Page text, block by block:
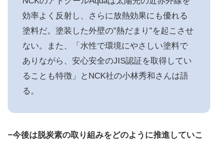
効率よく反射し、さらに放熱効果にも優れる
塗料だ。塗装した外壁の”熱だまり”を起こさせ
ない。また、「水性で環境にやさしい塗料で
ありながら、安心安全のJIS認証を取得してい
ることも特徴」とNCK社の小林秀和さんは語
る。
−今後は脱炭素の取り組みをどのように推進していこ